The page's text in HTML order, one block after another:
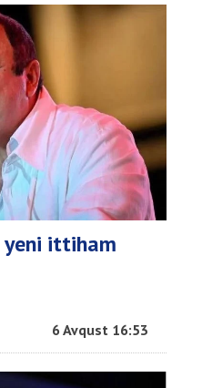
yeni ittiham
6 Avqust 16:53